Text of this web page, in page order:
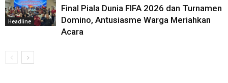
Headline
Final Piala Dunia FIFA 2026 dan Turnamen
Domino, Antusiasme Warga Meriahkan
Acara